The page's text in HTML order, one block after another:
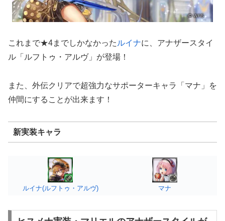
これまで★4までしかなかった ルイナに、アナザースタイ
ル「ルフトゥ・アルヴ」が登場！
また、外伝クリアで超強力なサポーターキャラ「マナ」を
仲間にすることが出来ます！
新実装キャラ
ルイナ(ルフトゥ・アルヴ) マナ